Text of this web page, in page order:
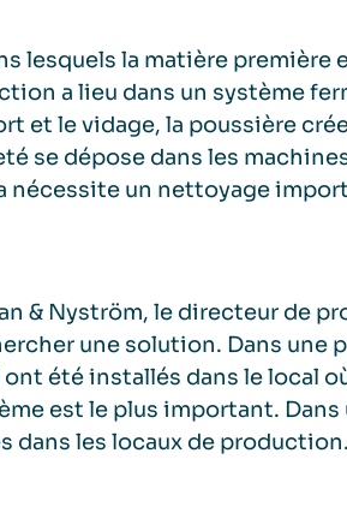
lesquels la matière
a lieu dans un système
et le vidage, la poussière
se dépose dans les
nécessite un nettoyage
& Nyström, le directeur de
une solution. Dans une
été installés dans le local
est le plus important.
dans les locaux de production.